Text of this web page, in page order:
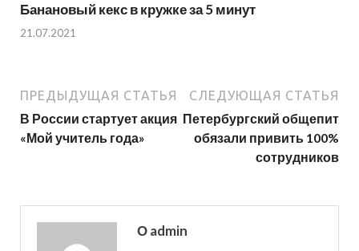
Банановый кекс в кружке за 5 минут
21.07.2021
ПРЕДЫДУЩАЯ СТАТЬЯ
В России стартует акция
«Мой учитель года»
СЛЕДУЮЩАЯ СТАТЬЯ
Петербургский общепит
обязали привить 100%
сотрудников
О admin